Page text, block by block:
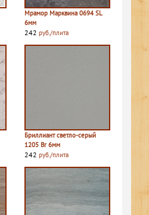
Мрамор Марквина 0694 SL
6мм
242 руб./плита
Бриллиант светло-серый
1205 Br 6мм
242 руб./плита